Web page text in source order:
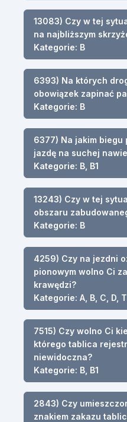
13083) Czy w tej
na najbliższym
Kategorie: B
6393) Na których
obowiązek zapinać
Kategorie: B
6377) Na jakim
jazdę na suchej
Kategorie: B, B1
13243) Czy w tej
obszaru
Kategorie: B
4259) Czy na jezdni
pionowym wolno Ci
krawędzi?
Kategorie: A, B, C, D,
7515) Czy wolno Ci
którego tablica
niewidoczna?
Kategorie: B, B1
2843) Czy
znakiem zakazu